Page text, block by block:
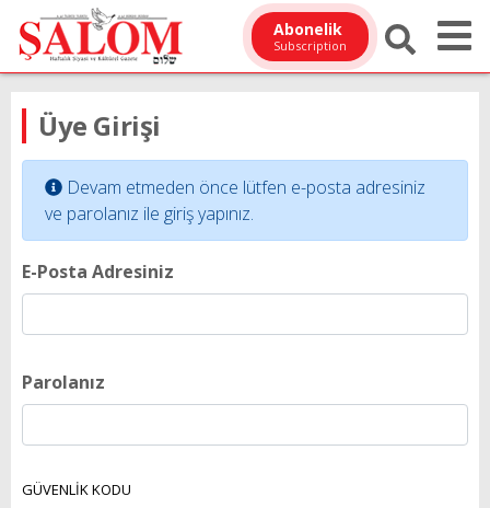
Abonelik
Subscription
Üye Girişi
Devam etmeden önce lütfen e-posta adresiniz
ve parolanız ile giriş yapınız.
E-Posta Adresiniz
Parolanız
GÜVENLİK KODU